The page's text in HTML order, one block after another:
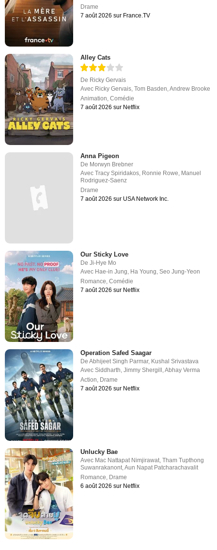
Drame
7 août 2026 sur France.TV
Alley Cats
De Ricky Gervais
Avec Ricky Gervais ,Tom Basden ,Andrew Brooke
Animation ,Comédie
7 août 2026 sur Netflix
Anna Pigeon
De Morwyn Brebner
AvecTracy Spiridakos, Ronnie Rowe, Manuel
Rodriguez-Saenz
Drame
7 août 2026 sur USA Network Inc.
Our Sticky Love
DeJi-Hye Mo
Avec Hae-in Jung, Ha Young,Seo Jung-Yeon
Romance,Comédie
7 août 2026 sur Netflix
Operation Safed Saagar
DeAbhijeet Singh Parmar, Kushal Srivastava
AvecSiddharth,Jimmy Shergill ,Abhay Verma
Action, Drame
7 août 2026 sur Netflix
Unlucky Bae
Avec Mac Nattapat Nimjirawat ,Tham Tupthong
Suwanrakanont ,Aun Napat Patcharachavalit
Romance Drame
6 août 2026 sur Netflix